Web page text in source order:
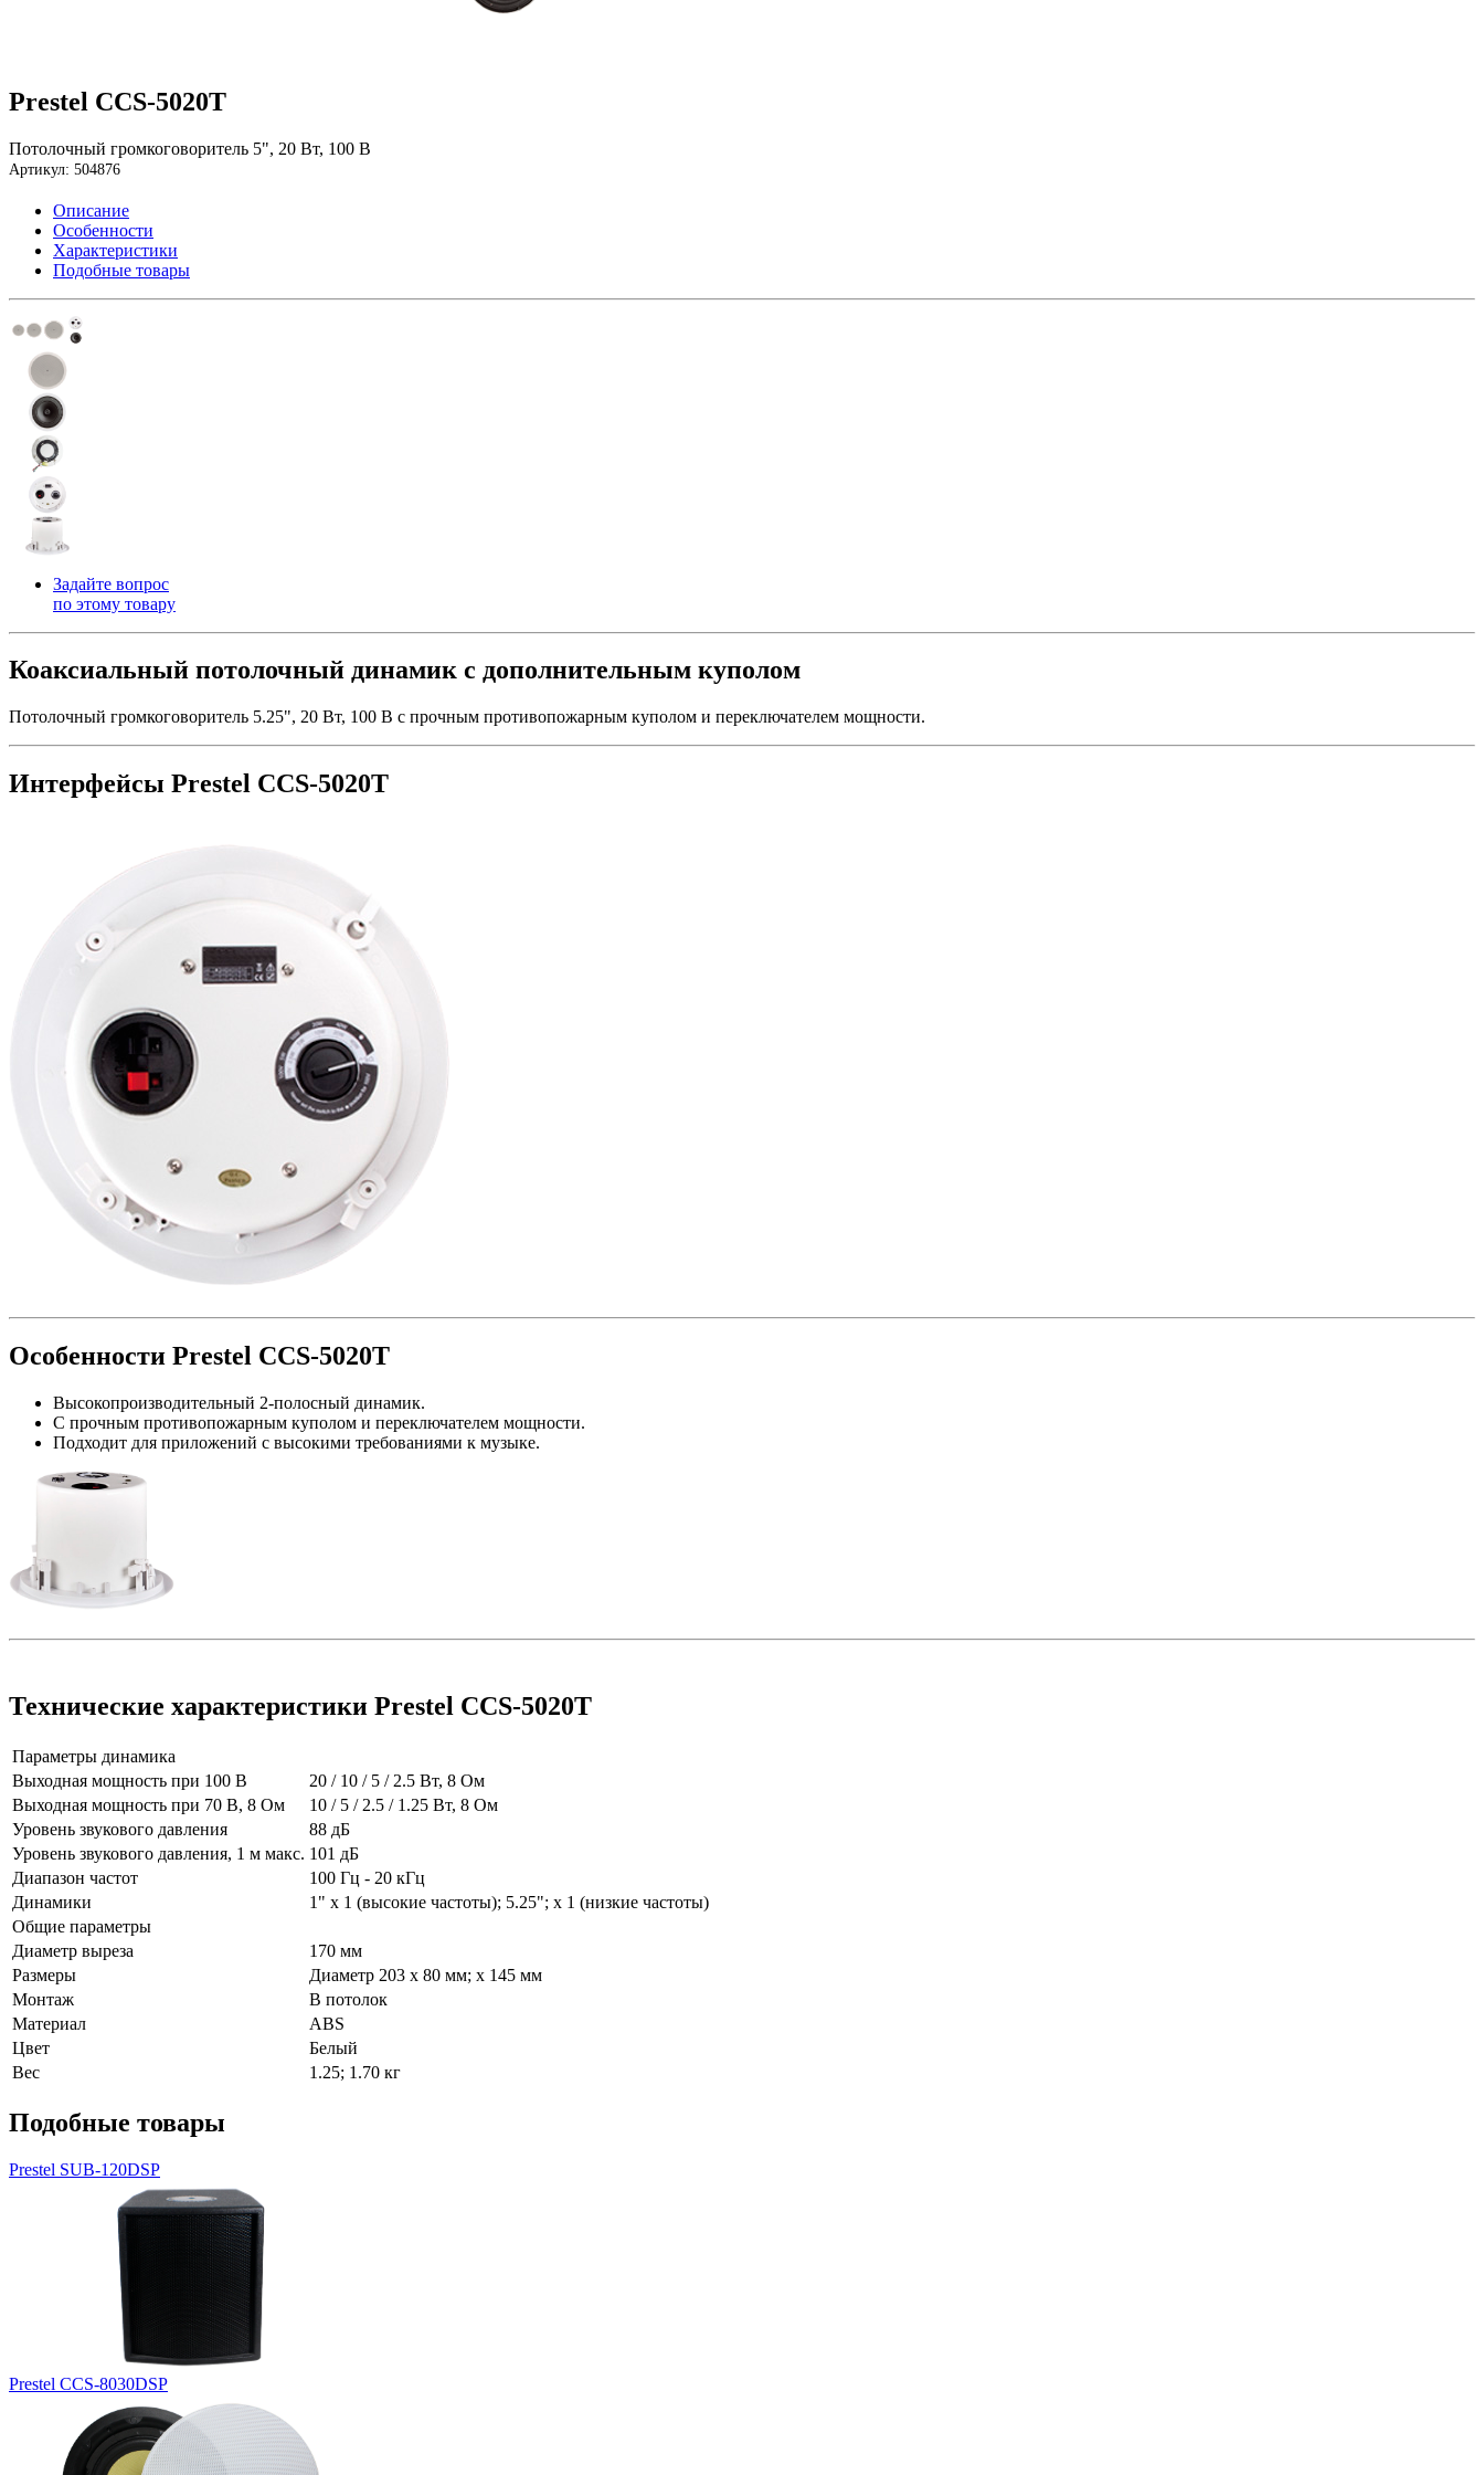
Prestel CCS-5020T
Потолочный громкоговоритель 5", 20 Вт, 100 В
Артикул: 504876
Описание
Особенности
Характеристики
Подобные товары
Задайте вопрос
по этому товару
Коаксиальный потолочный динамик с дополнительным куполом
Потолочный громкоговоритель 5.25", 20 Вт, 100 В с прочным противопожарным куполом и переключателем мощности.
Интерфейсы Prestel CCS-5020T
Особенности Prestel CCS-5020T
Высокопроизводительный 2-полосный динамик.
С прочным противопожарным куполом и переключателем мощности.
Подходит для приложений с высокими требованиями к музыке.
Технические характеристики Prestel CCS-5020T
Параметры динамика
Выходная мощность при 100 В
20 / 10 / 5 / 2.5 Вт, 8 Ом
Выходная мощность при 70 В, 8 Ом
10 / 5 / 2.5 / 1.25 Вт, 8 Ом
Уровень звукового давления
88 дБ
Уровень звукового давления, 1 м макс. 101 дБ
Диапазон частот
100 Гц - 20 кГц
Динамики
1" x 1 (высокие частоты); 5.25"; x 1 (низкие частоты)
Общие параметры
Диаметр выреза
170 мм
Размеры
Диаметр 203 x 80 мм; х 145 мм
Монтаж
В потолок
Материал
ABS
Цвет
Белый
Вес
1.25; 1.70 кг
Подобные товары
Prestel SUB-120DSP
Prestel CCS-8030DSP